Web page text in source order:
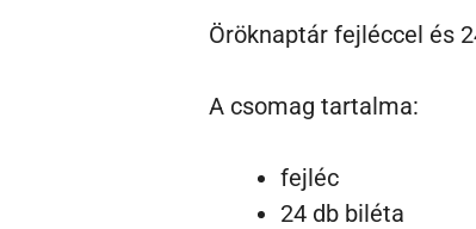
Öröknaptár fejléccel és
A csomag tartalma:
fejléc
24 db biléta